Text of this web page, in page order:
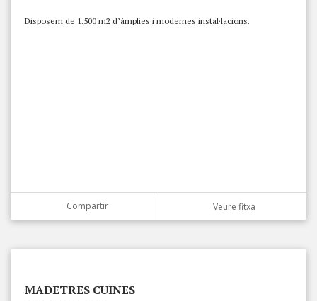
Disposem de 1.500 m2 d’àmplies i modernes instal·lacions.
Compartir Veure fitxa
MADETRES CUINES